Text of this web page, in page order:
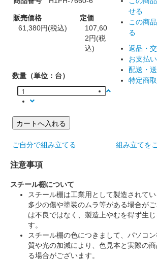
販売価格
61,380円(税込)
定価
107,60
2円(税
込)
数量（単位：台）
カートへ入れる
せる
この商
る
返品・
お支払
配送・
特定商
ご自分で組み立てる 組み立てを
注意事項
スチール棚について
スチール棚は工業用として製造されて
多少の傷や塗装のムラ等がある場合が
は不良ではなく、製造上やむを得ず生
す。
スチール棚の色につきまして、パソコ
質や光の加減により、色見本と実際の
る場合がございます。